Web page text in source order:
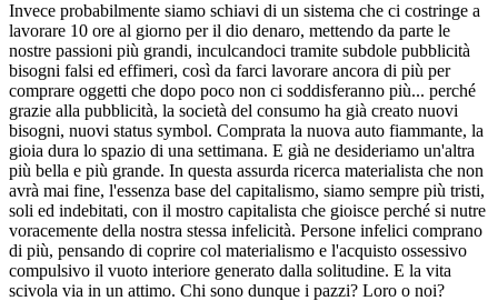
Invece probabilmente siamo schiavi di un sistema che ci costringe a
lavorare 10 ore al giorno per il dio denaro, mettendo da parte le
nostre passioni più grandi, inculcandoci tramite subdole pubblicità
bisogni falsi ed effimeri, così da farci lavorare ancora di più per
comprare oggetti che dopo poco non ci soddisferanno più... perché
grazie alla pubblicità, la società del consumo ha già creato nuovi
bisogni, nuovi status symbol. Comprata la nuova auto fiammante, la
gioia dura lo spazio di una settimana. E già ne desideriamo un'altra
più bella e più grande. In questa assurda ricerca materialista che non
avrà mai fine, l'essenza base del capitalismo, siamo sempre più tristi,
soli ed indebitati, con il mostro capitalista che gioisce perché si nutre
voracemente della nostra stessa infelicità. Persone infelici comprano
di più, pensando di coprire col materialismo e l'acquisto ossessivo
compulsivo il vuoto interiore generato dalla solitudine. E la vita
scivola via in un attimo. Chi sono dunque i pazzi? Loro o noi?